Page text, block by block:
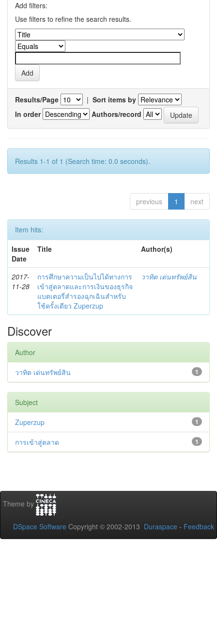
Add filters:
Use filters to refine the search results.
Results/Page | Sort items by
In order
Authors/record
Results 1-1 of 1 (Search time: 0.0 seconds).
previous 1 next
Item hits:
Issue
Date
Title Author(s)
2017-
11-28
การศึกษาความเป็นไปได้ทางการ
เข้าสู่ตลาดและการเงินของธุรกิจ
แบตเตอรี่สำรองฉุกเฉินสำหรับ
ใช้ครั้งเดียว Zuperzup
วาทิต เด่นทรัพย์สิน
Discover
Author
1
วาทิต เด่นทรัพย์สิน
Subject
1
Zuperzup
1
การเข้าสู่ตลาด
Theme by
DSpace Software Copyright © 2002-2013 Duraspace - Feedback